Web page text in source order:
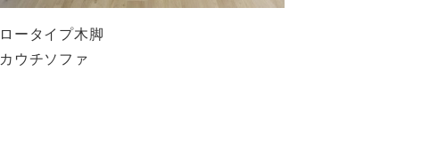
ロータイプ木脚
カウチソファ